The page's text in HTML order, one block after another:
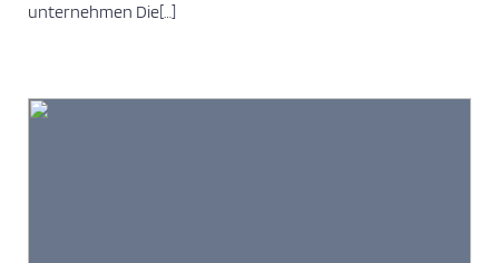
unternehmen Die[…]